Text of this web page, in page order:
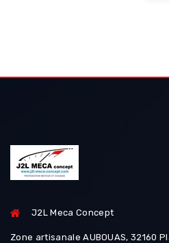
J2L Meca Concept
Zone artisanale AUBOUAS, 32160